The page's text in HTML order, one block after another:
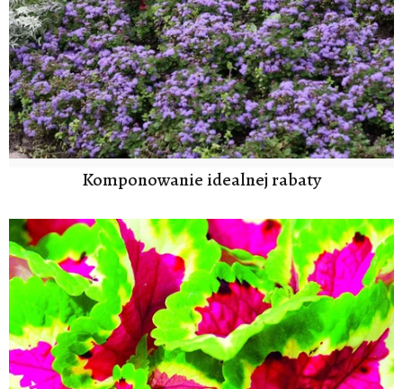
Komponowanie idealnej rabaty